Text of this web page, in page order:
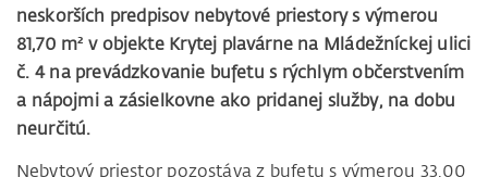
neskorších predpisov nebytové priestory s výmerou
81,70 m² v objekte Krytej plavárne na Mládežníckej ulici
č. 4 na prevádzkovanie bufetu s rýchlym občerstvením
a nápojmi a zásielkovne ako pridanej služby, na dobu
neurčitú.
Nebytový priestor pozostáva z bufetu s výmerou 33,00